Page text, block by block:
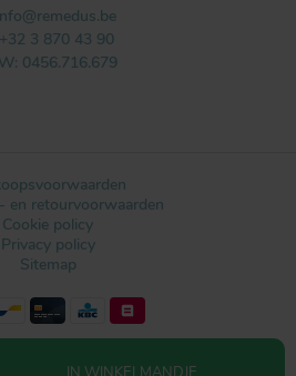
+32 3 870 43 90
0456.716.679
en retourvoorwaarden
Cookie policy
Privacy policy
Sitemap
by IDcreation 2021